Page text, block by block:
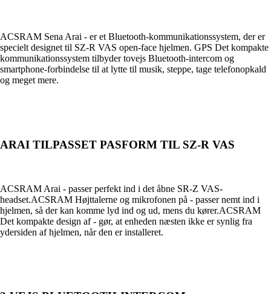
ACSRAM Sena Arai - er et Bluetooth-kommunikationssystem, der er
specielt designet til SZ-R VAS open-face hjelmen. GPS Det kompakte
kommunikationssystem tilbyder tovejs Bluetooth-intercom og
smartphone-forbindelse til at lytte til musik, steppe, tage telefonopkald
og meget mere.
ARAI TILPASSET PASFORM TIL SZ-R VAS
ACSRAM Arai - passer perfekt ind i det åbne SR-Z VAS-
headset.ACSRAM Højttalerne og mikrofonen på - passer nemt ind i
hjelmen, så der kan komme lyd ind og ud, mens du kører.ACSRAM
Det kompakte design af - gør, at enheden næsten ikke er synlig fra
ydersiden af hjelmen, når den er installeret.